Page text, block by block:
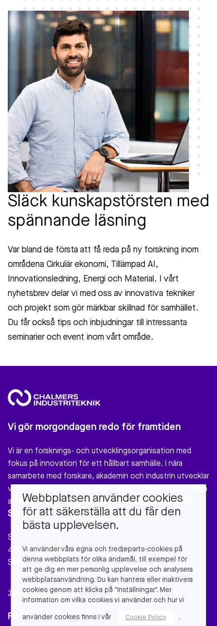
Släck kunskapstörsten med
spännande läsning
Var bland de första att få reda på ny forskning inom
områdena Cirkulär ekonomi, Tillämpad AI,
Innovationsledning, Energi och Material. I vårt
nyhetsbrev delar vi med oss av innovativa tekniker
och projekt som gör märkbar skillnad för samhället.
Du får också tips och inbjudningar till intressanta
seminarier och event inom vårt område.
Vi gör morgondagen redo för framtiden
Vi är en forsknings- och utvecklingsorganisation med
fokus på innovation för ett hållbart samhälle. I nära
samarbete med forskare, akademin och industrin utvecklar
vi nya tekniska lösningar, miljövänliga material och cirkulära
affärsmodeller som gör verklig nytta för vårt samhälle.
Stiftelsen Chalmers Industriteknik
Sven Hultins Plats 1
412 58 Gothenburg
Sweden
info@chalmersindustriteknik.se
Follow us
Webbplatsen använder cookies
för att säkerställa att du får den
bästa upplevelsen.
Vi använder våra egna och tredjeparts-cookies på
denna webbplats för olika ändamål, till exempel för
att ge dig en mer personlig upplevelse och analysera
webbplatsanvändning. Du kan hantera eller inaktivera
cookies genom att klicka på "Inställningar". Mer
information om vilka cookies vi använder och hur vi
använder cookies finns i vår Cookie Policy .